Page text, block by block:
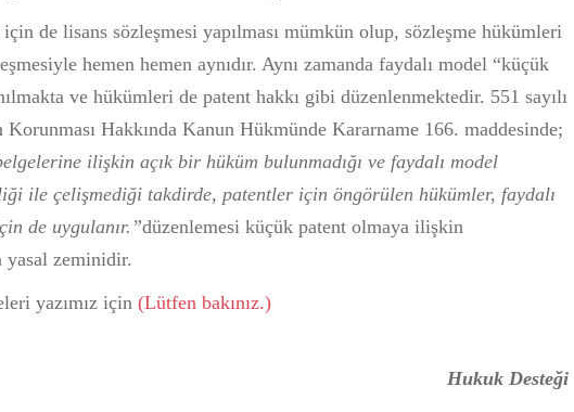
de lisans sözleşmesi yapılması mümkün olup, sözleşme hükümleri
hemen hemen aynıdır. Aynı zamanda faydalı model “küçük
ve hükümleri de patent hakkı gibi düzenlenmektedir. 551 sayılı
Korunması Hakkında Kanun Hükmünde Kararname 166. maddesinde;
ilişkin açık bir hüküm bulunmadığı ve faydalı model
ile çelişmediği takdirde, patentler için öngörülen hükümler, faydalı
de uygulanır.”düzenlemesi küçük patent olmaya ilişkin
zeminidir.
yazımız için (Lütfen bakınız.)
Hukuk Desteği